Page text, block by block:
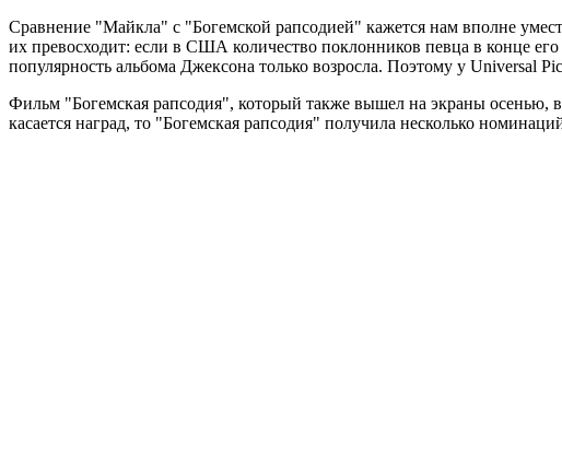
Сравнение "Майкла" с "Богемской рапсодией" кажется нам вполне
их превосходит: если в США количество поклонников певца в конце
популярность альбома Джексона только возросла. Поэтому у Universal
Фильм "Богемская рапсодия", который также вышел на экраны осенью,
касается наград, то "Богемская рапсодия" получила несколько